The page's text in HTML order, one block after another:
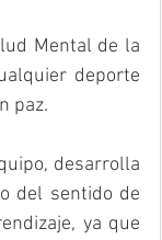
Mental de la
deporte
paz.
desarrolla
del sentido de
ya que